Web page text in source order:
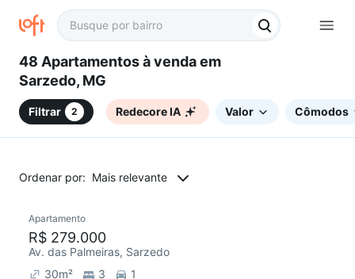
48 Apartamentos à venda em
Sarzedo, MG
Filtrar 2 Redecore IA Valor Cômodos
Ordenar por: Mais relevante
Apartamento
R$ 279.000
Av. das Palmeiras, Sarzedo
30m² 3
1